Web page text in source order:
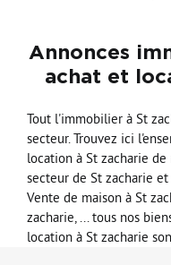
Annonces
achat et
Tout l'immobilier à St
secteur. Trouvez ici
location à St zacharie
secteur de St zacharie
Vente de maison à St
zacharie, ... tous nos
location à St zacharie